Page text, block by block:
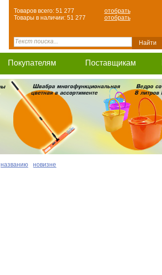
Товаров всего: 51 277
отобрать
Товары в наличии: 51 277
отобрать
Покупателям Поставщикам
названию новизне